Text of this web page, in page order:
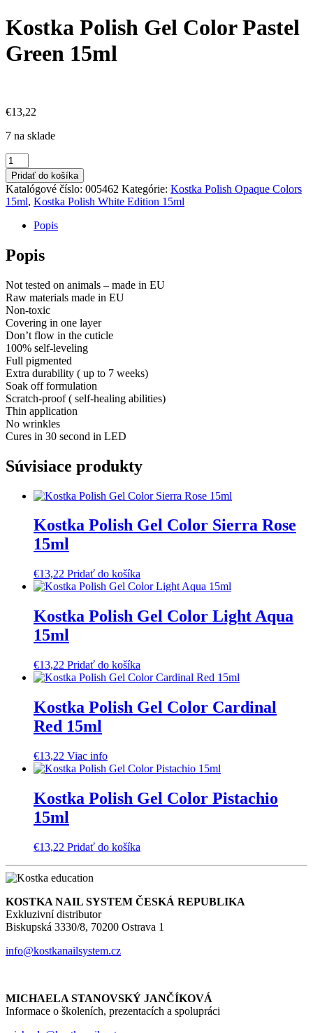
Kostka Polish Gel Color Pastel
Green 15ml
€13,22
7 na sklade
množstvo
Kostka
Polish
Gel
Color
Pastel
15ml
Pridať do košíka
Katalógové číslo: 005462 Kategórie: Kostka Polish Opaque Colors
15ml, Kostka Polish White Edition 15ml
Popis
Popis
Not tested on animals – made in EU
Raw materials made in EU
Non-toxic
Covering in one layer
Don’t flow in the cuticle
100% self-leveling
Full pigmented
Extra durability ( up to 7 weeks)
Soak off formulation
Scratch-proof ( self-healing abilities)
Thin application
No wrinkles
Cures in 30 second in LED
Súvisiace produkty
Kostka Polish Gel Color Sierra Rose
15ml
€13,22 Pridať do košíka
Kostka Polish Gel Color Light Aqua
15ml
€13,22 Pridať do košíka
Kostka Polish Gel Color Cardinal
Red 15ml
€13,22 Viac info
Kostka Polish Gel Color Pistachio
15ml
€13,22 Pridať do košíka
KOSTKA NAIL SYSTEM ČESKÁ REPUBLIKA
Exkluzivní distributor
Biskupská 3330/8, 70200 Ostrava 1
info@kostkanailsystem.cz
MICHAELA STANOVSKÝ JANČÍKOVÁ
Informace o školeních, prezentacích a spolupráci